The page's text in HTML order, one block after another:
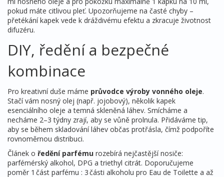
pokud máte citlivou pleť. Upozorňujeme na časté chyby –
přetékání kapek vede k dráždivému efektu a zkracuje životnost
difuzéru.
DIY, ředění a bezpečné
kombinace
Pro kreativní duše máme průvodce výroby vonného oleje.
Stačí vám nosný olej (např. jojobový), několik kapek
esenciálního oleje a temná skleněná láhev. Smícháme a
necháme 2–3 týdny zrají, aby se vůně prolnula. Přidáváme tip,
aby se během skladování láhev občas protřásla, čímž podpoříte
rovnoměrnou distribuci.
Článek o ředění parfému rozebírá nejčastější nosiče:
parfémérský alkohol, DPG a triethyl citrát. Doporučujeme
poměr 1 část parfému : 3 části alkoholu pro Eau de Toilette a až